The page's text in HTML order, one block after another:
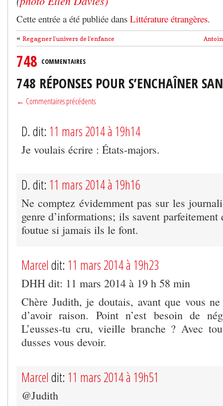
Cette entrée a été publiée dans Littérature étrangères.
« Regagner l’univers de l’enfance
748 COMMENTAIRES
748 RÉPONSES POUR S’ENCHAÎNER
← Commentaires précédents
D. dit: 11 mars 2014 à 19h14
Je voulais écrire : États-majors.
D. dit: 11 mars 2014 à 19h16
Ne comptez évidemment pas sur les
genre d’informations; ils savent
foutue si jamais ils le font.
Marcel dit: 11 mars 2014 à 19h23
DHH dit: 11 mars 2014 à 19 h 58 min
Chère Judith, je doutais, avant que vous ne
d’avoir raison. Point n’est besoin de
L’eusses-tu cru, vieille branche ? Avec
dusses vous devoir.
Marcel dit: 11 mars 2014 à 19h51
@Judith